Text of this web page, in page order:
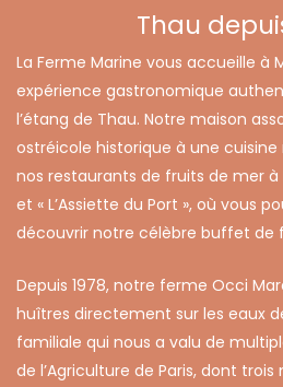
Thau
La Ferme Marine vous accueille à
expérience gastronomique
l’étang de Thau. Notre maison
ostréicole historique à une cuisine
nos restaurants de fruits de mer à
et « L’Assiette du Port », où vous
découvrir notre célèbre buffet de
Depuis 1978, notre ferme Occi
huîtres directement sur les eaux
familiale qui nous a valu de
de l’Agriculture de Paris, dont trois